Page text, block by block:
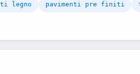
legno pavimenti pre finiti